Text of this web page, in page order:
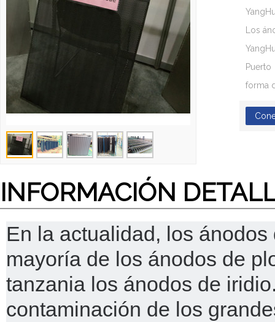
Los
Puerto
forma
INFORMACIÓN
En la actualidad, los
mayoría de los ánodos de
tanzania los ánodos de
contaminación de los